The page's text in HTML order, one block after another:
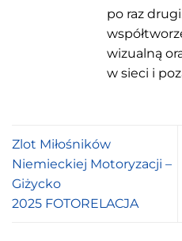
po raz
wizualną
w sieci i
Zlot Miłośników
Niemieckiej Motoryzacji –
Giżycko
2025 FOTORELACJA